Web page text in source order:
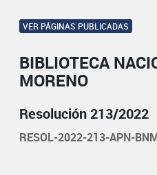
VER PÁGINAS PUBLICADAS
BIBLIOTECA
MORENO
Resolución 213/2022
RESOL-2022-213-APN-